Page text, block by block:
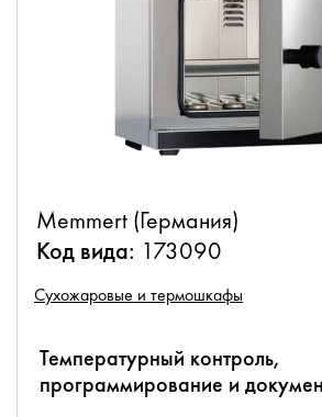
Memmert (Германия)
Код вида: 173090
Сухожаровые и термошкафы
Температурный контроль,
программирование и